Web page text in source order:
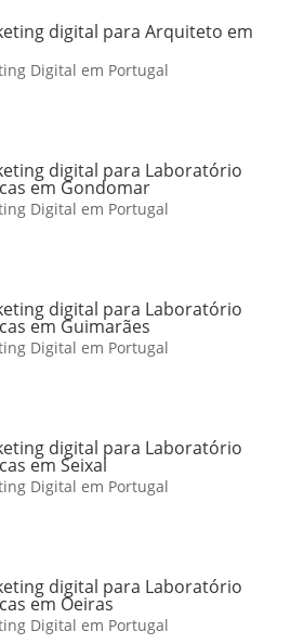
digital para Arquiteto em
Digital em Portugal
digital para Laboratório
em Gondomar
Digital em Portugal
digital para Laboratório
em Guimarães
Digital em Portugal
digital para Laboratório
em Seixal
Digital em Portugal
digital para Laboratório
em Oeiras
Digital em Portugal